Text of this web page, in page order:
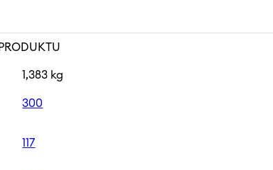
1,383 kg
300
117